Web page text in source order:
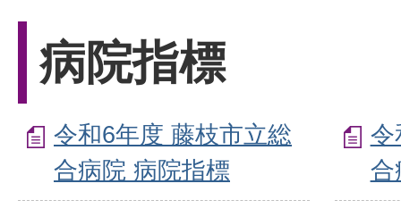
病院指標
令和6年度 藤枝市立総
合病院 病院指標
令
合